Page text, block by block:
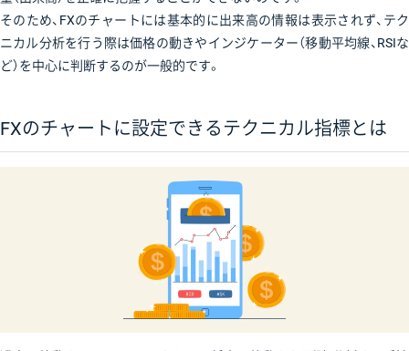
そのため、FXのチャートには基本的に出来高の情報は表示されず、テク
ニカル分析を行う際は価格の動きやインジケーター（移動平均線、RSIな
ど）を中心に判断するのが一般的です。
FXのチャートに設定できるテクニカル指標とは